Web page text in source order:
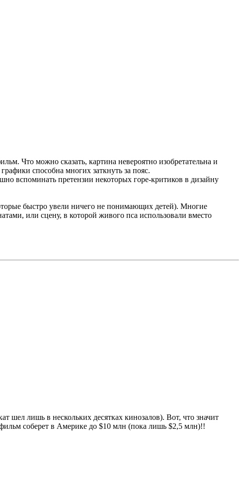
Что можно сказать, картина невероятно изобретательна и
способна многих заткнуть за пояс.
вспоминать претензии некоторых горе-критиков в дизайну
быстро увели ничего не понимающих детей). Многие
или сцену, в которой живого пса использовали вместо
лишь в нескольких десятках кинозалов). Вот, что значит
соберет в Америке до $10 млн (пока лишь $2,5 млн)!!